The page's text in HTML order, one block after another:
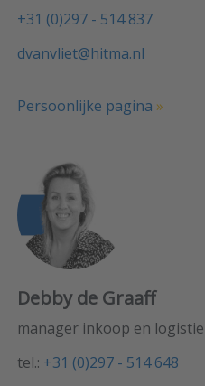
+31 (0)297 - 514 837
dvanvliet@hitma.nl
Persoonlijke pagina »
Debby de Graaff
manager inkoop en
tel.: +31 (0)297 - 514 648